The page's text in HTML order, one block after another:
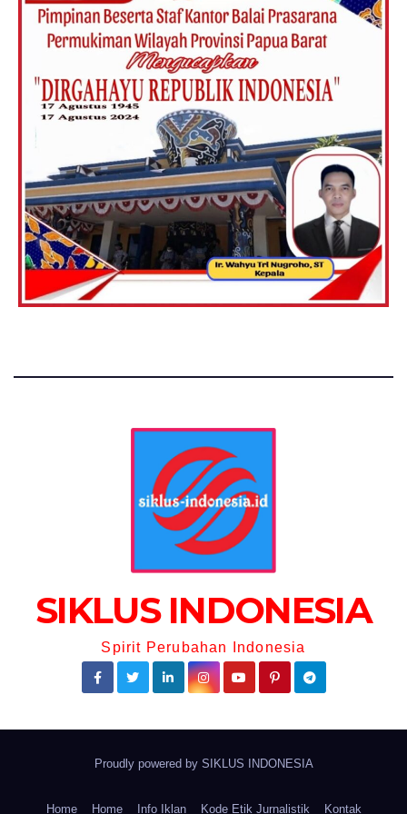
SIKLUS INDONESIA
Spirit Perubahan Indonesia
Proudly powered by SIKLUS INDONESIA
Home Home Info Iklan Kode Etik Jurnalistik Kontak